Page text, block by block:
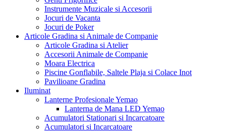
Instrumente Muzicale si Accesorii
Jocuri de Vacanta
Jocuri de Poker
Articole Gradina si Animale de Companie
Articole Gradina si Atelier
Accesorii Animale de Companie
Moara Electrica
Piscine Gonflabile, Saltele Plaja si Colace Inot
Pavilioane Gradina
Iluminat
Lanterne Profesionale Yemao
Lanterna de Mana LED Yemao
Acumulatori Stationari si Incarcatoare
Acumulatori si Incarcatoare